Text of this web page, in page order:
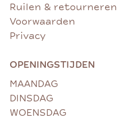
Ruilen & retourneren
Voorwaarden
Privacy
OPENINGSTIJDEN
MAANDAG
DINSDAG
WOENSDAG